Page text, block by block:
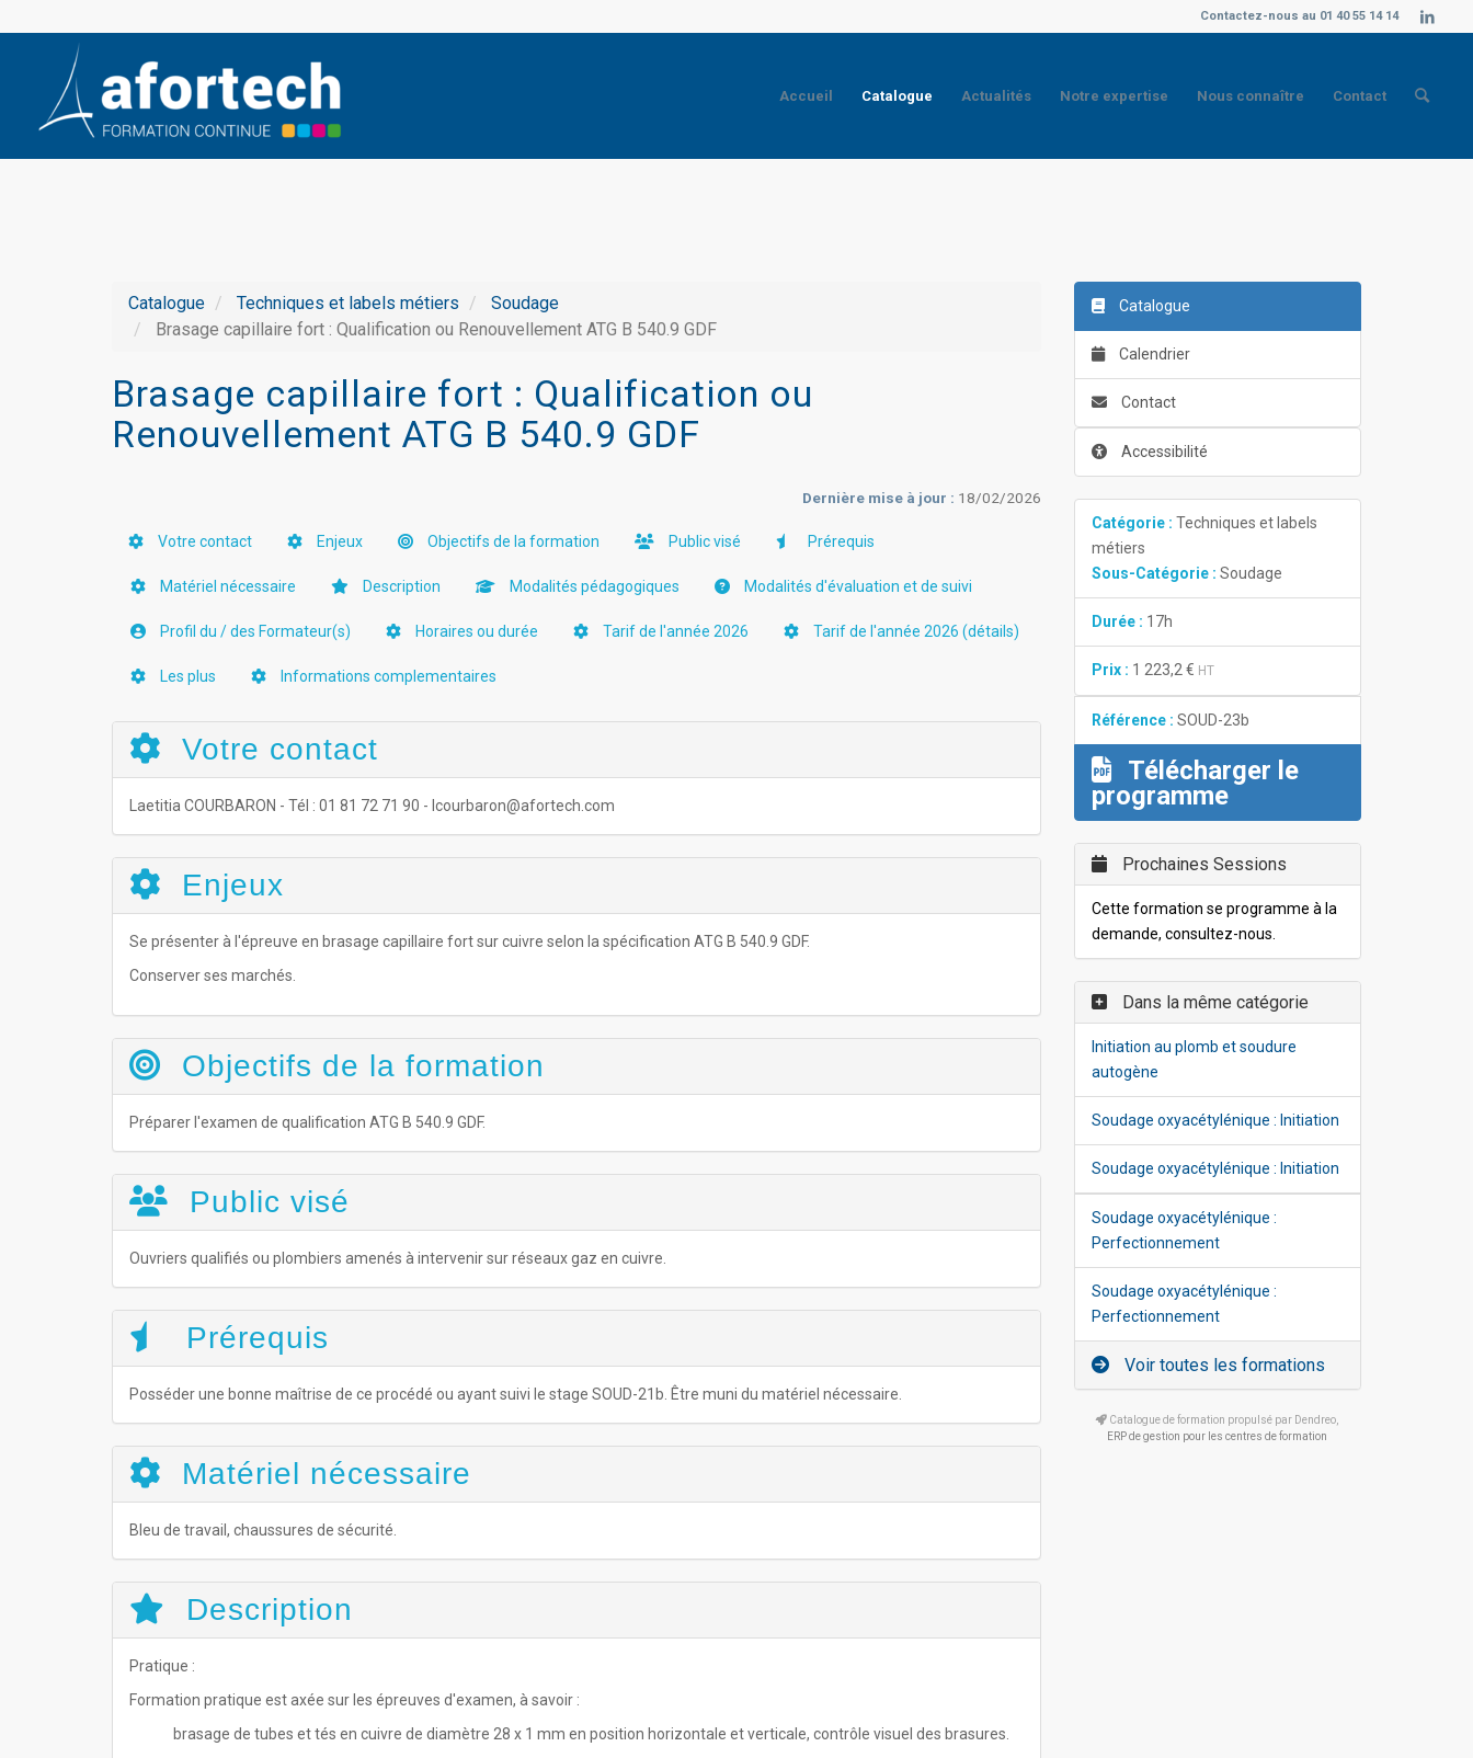
Contactez-nous au 01 40 55 14 14
Accueil Catalogue Actualités Notre expertise Nous connaître Contact
Catalogue Techniques et labels métiers
Soudage
Brasage capillaire fort : Qualification ou Renouvellement ATG B 540.9 GDF
Brasage capillaire fort : Qualification ou
Renouvellement ATG B 540.9 GDF
Dernière mise à jour : 18/02/2026
Votre contact Enjeux Objectifs de la formation Public visé Prérequis
Matériel nécessaire Description Modalités pédagogiques Modalités d'évaluation et de suivi
Profil du / des Formateur(s) Horaires ou durée Tarif de l'année 2026 Tarif de l'année 2026 (détails)
Les plus Informations complementaires
Votre contact
Laetitia COURBARON - Tél : 01 81 72 71 90 - lcourbaron@afortech.com
Enjeux
Se présenter à l'épreuve en brasage capillaire fort sur cuivre selon la spécification ATG B 540.9 GDF.
Conserver ses marchés.
Objectifs de la formation
Préparer l'examen de qualification ATG B 540.9 GDF.
Public visé
Ouvriers qualifiés ou plombiers amenés à intervenir sur réseaux gaz en cuivre.
Prérequis
Posséder une bonne maîtrise de ce procédé ou ayant suivi le stage SOUD-21b. Être muni du matériel nécessaire.
Matériel nécessaire
Bleu de travail, chaussures de sécurité.
Description
Pratique :
Formation pratique est axée sur les épreuves d'examen, à savoir :
brasage de tubes et tés en cuivre de diamètre 28 x 1 mm en position horizontale et verticale, contrôle visuel des brasures.
Catalogue
Calendrier
Contact
Accessibilité
Catégorie : Techniques et labels
métiers
Sous-Catégorie : Soudage
Durée : 17h
Prix : 1 223,2 € HT
Référence : SOUD-23b
Télécharger le
programme
Prochaines Sessions
Cette formation se programme à la
demande, consultez-nous.
Dans la même catégorie
Initiation au plomb et soudure
autogène
Soudage oxyacétylénique : Initiation
Soudage oxyacétylénique : Initiation
Soudage oxyacétylénique :
Perfectionnement
Soudage oxyacétylénique :
Perfectionnement
Voir toutes les formations
Catalogue de formation propulsé par Dendreo,
ERP de gestion pour les centres de formation